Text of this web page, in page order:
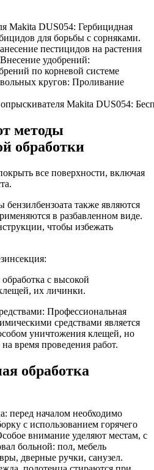
Makita DUS054: Гербицидная
для борьбы с сорняками.
пестицидов на растения
удобрений:
по корневой системе
кругов: Проливание
Makita DUS054:
методы
обработки
все поверхности, включая
также являются
в разбавленном виде.
чтобы избежать
с высокой
их личинки.
Профессиональная
средствами является
уничтожения клещей, но
время проведения работ.
обработка
перед началом необходимо
с использованием горячего
внимание уделяют местам, с
больной: пол, мебель
дверные ручки, санузел.